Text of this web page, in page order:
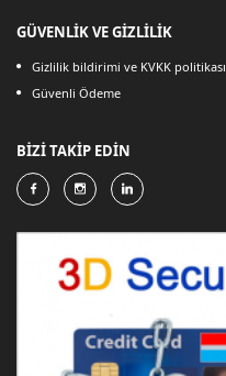
GÜVENLİK VE GİZLİLİK
Gizlilik bildirimi ve KVKK politikası
Güvenli Ödeme
BİZİ TAKİP EDİN